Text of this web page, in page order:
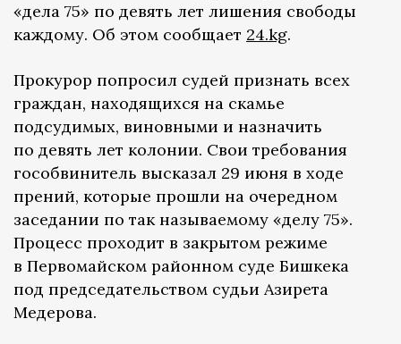
«дела 75» по девять лет лишения свободы
каждому. Об этом сообщает 24.kg.
Прокурор попросил судей признать всех
граждан, находящихся на скамье
подсудимых, виновными и назначить
по девять лет колонии. Свои требования
гособвинитель высказал 29 июня в ходе
прений, которые прошли на очередном
заседании по так называемому «делу 75».
Процесс проходит в закрытом режиме
в Первомайском районном суде Бишкека
под председательством судьи Азирета
Медерова.